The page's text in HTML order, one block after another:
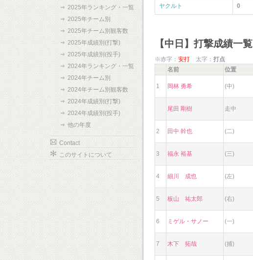
2025年ランキング・一覧
2025年チーム別
2025年チーム別観客数
2025年成績別(打撃)
2025年成績別(投手)
2024年ランキング・一覧
2024年チーム別
2024年チーム別観客数
2024年成績別(打撃)
2024年成績別(投手)
他の年度
Contact
このサイトについて
ヤクルト 0
【中日】打撃成績一覧
※赤字： 安打 太字： 打点
名前
位置
1 岡林 勇希 (中)
尾田 剛樹 走中
2 田中 幹也 (二)
3 福永 裕基 (三)
4 細川 成也 (左)
5 板山 祐太郎 (右)
6 ミゲル・サノー (一)
7 木下 拓哉 (捕)